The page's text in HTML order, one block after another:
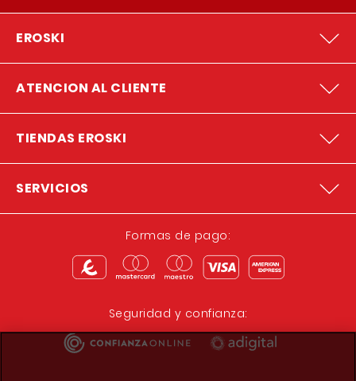
EROSKI
ATENCION AL CLIENTE
TIENDAS EROSKI
SERVICIOS
Formas de pago:
Seguridad y confianza: